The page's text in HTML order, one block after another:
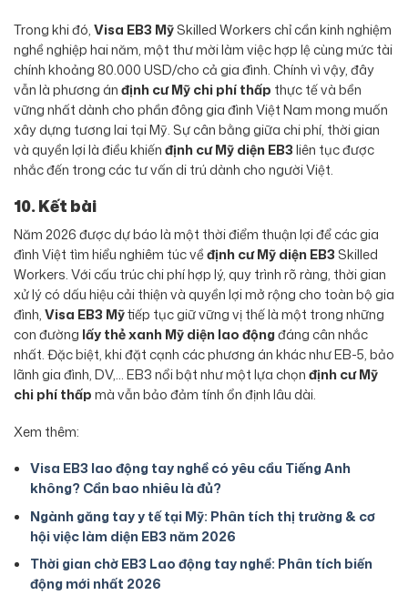
Trong khi đó,Visa EB3 MỹSkilled Workers chỉ cần kinh nghiệm
nghề nghiệp hai năm, một thư mời làm việc hợp lệ cùng mức tài
chính khoảng 80.000 USD/cho cả gia đình. Chính vì vậy, đây
vẫn là phương ánđịnh cư Mỹ chi phí thấp thực tế và bền
vững nhất dành cho phần đông gia đình Việt Nam mong muốn
xây dựng tương lai tại Mỹ. Sự cân bằng giữa chi phí, thời gian
và quyền lợi là điều khiếnđịnh cư Mỹ diện EB3liên tục được
nhắc đến trong các tư vấn di trú dành cho người Việt.
10. Kết bài
Năm 2026 được dự báo là một thời điểm thuận lợi để các gia
đình Việt tìm hiểu nghiêm túc vềđịnh cư Mỹ diện EB3 Skilled
Workers. Với cấu trúc chi phí hợp lý, quy trình rõ ràng, thời gian
xử lý có dấu hiệu cải thiện và quyền lợi mở rộng cho toàn bộ gia
đình,Visa EB3 Mỹtiếp tục giữ vững vị thế là một trong những
con đường lấy thẻ xanh Mỹ diện lao độngđáng cân nhắc
nhất. Đặc biệt, khi đặt cạnh các phương án khác như EB-5, bảo
lãnh gia đình, DV,… EB3 nổi bật như một lựa chọnđịnh cư Mỹ
chi phí thấpmà vẫn bảo đảm tính ổn định lâu dài.
Xem thêm:
Visa EB3 lao động tay nghề có yêu cầu Tiếng Anh
không? Cần bao nhiêu là đủ?
Ngành găng tay y tế tại Mỹ: Phân tích thị trường & cơ
hội việc làm diện EB3 năm 2026
Thời gian chờ EB3 Lao động tay nghề: Phân tích biến
động mới nhất 2026